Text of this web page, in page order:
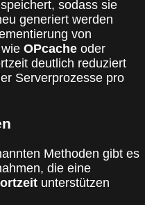
sodass sie
generiert werden
von
OPcache oder
deutlich reduziert
Serverprozesse pro
Methoden gibt es
die eine
unterstützen